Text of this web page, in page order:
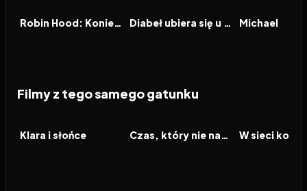
FILM Robin Hood: Koniec legendy FILM Diabeł ubiera się u Prady 2 FILM
Michael
Filmy z tego samego gatunku
FILM
Klara i słońce FILM Czas, który nie nadszedł FILM